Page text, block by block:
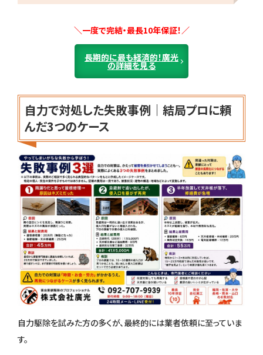
＼一度で完結・最長10年保証！／
長期的に最も経済的！廣光
の詳細を見る
自力で対処した失敗事例｜結局プロに頼
んだ3つのケース
自力駆除を試みた方の多くが、最終的には業者依頼に至っていま
す。